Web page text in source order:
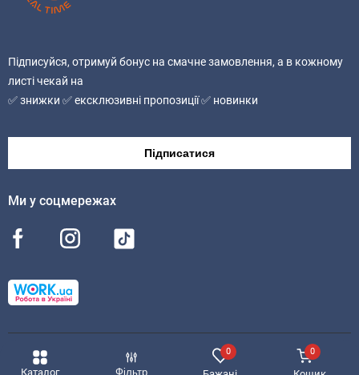
Підписуйся, отримуй бонус на смачне замовлення, а в кожному
листі чекай на
✅ знижки ✅ ексклюзивні пропозиції ✅ новинки
Підписатися
Ми у соцмережах
© 2026 MealTime
Мапа сайту
Каталог
Фільтр
0 0